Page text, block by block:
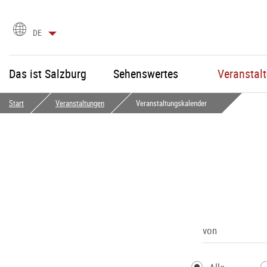
Sprachauswahl
DE
Das ist Salzburg Sehenswertes
Start Veranstaltungen Veranstaltungskalender
von